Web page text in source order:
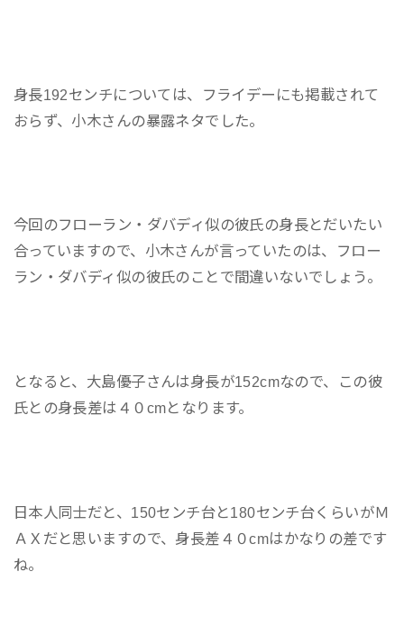
身長192センチについては、フライデーにも掲載されて
おらず、小木さんの暴露ネタでした。
今回のフローラン・ダバディ似の彼氏の身長とだいたい
合っていますので、小木さんが言っていたのは、フロー
ラン・ダバディ似の彼氏のことで間違いないでしょう。
となると、大島優子さんは身長が152cmなので、この彼
氏との身長差は４０cmとなります。
日本人同士だと、150センチ台と180センチ台くらいがＭ
ＡＸだと思いますので、身長差４０cmはかなりの差です
ね。